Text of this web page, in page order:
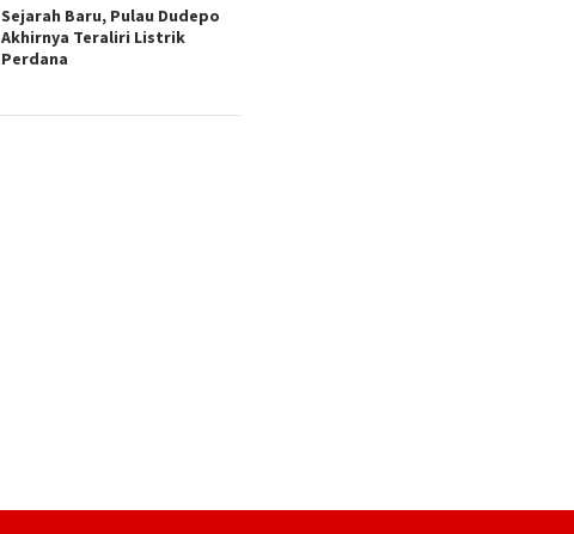
Sejarah Baru, Pulau Dudepo
Akhirnya Teraliri Listrik
Perdana